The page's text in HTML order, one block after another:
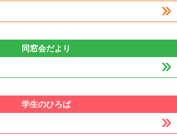
同窓会だより
学生のひろば